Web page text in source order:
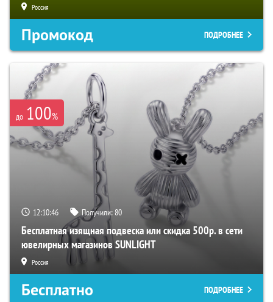
Россия
Промокод ПОДРОБНЕЕ
до 100%
12:10:45 Получили:80
Бесплатная изящная подвеска или скидка 500р. в сети
ювелирных магазинов SUNLIGHT
Россия
Бесплатно ПОДРОБНЕЕ